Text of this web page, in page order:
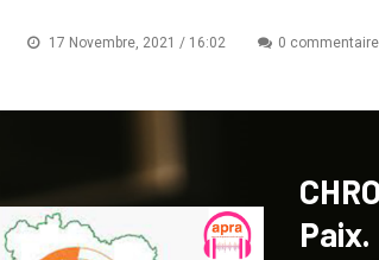
17 Novembre, 2021 / 16:02 0
Paix.